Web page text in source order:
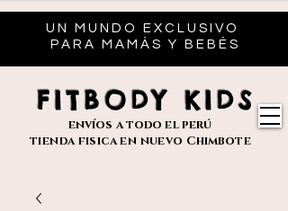
UN MUNDO EXCLUSIVO
PARA MAMÁS Y BEBÉS
FITBODY KIDS
envíos a todo el perú
tienda fisica en nuevo Chimbote